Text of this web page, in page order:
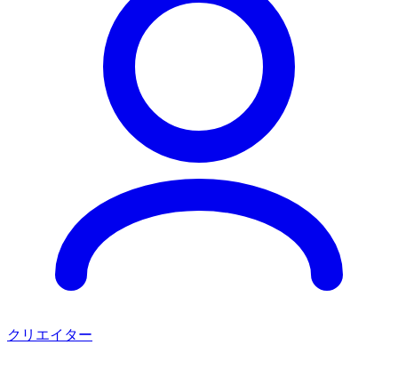
クリエイター